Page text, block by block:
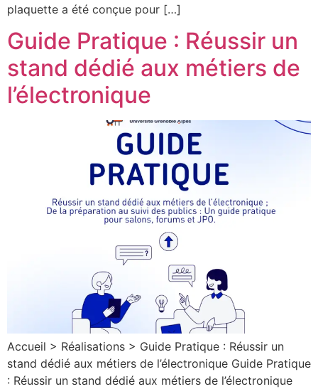
plaquette a été conçue pour […]
Guide Pratique : Réussir un
stand dédié aux métiers de
l’électronique
Accueil > Réalisations > Guide Pratique : Réussir un
stand dédié aux métiers de l’électronique Guide Pratique
: Réussir un stand dédié aux métiers de l’électronique